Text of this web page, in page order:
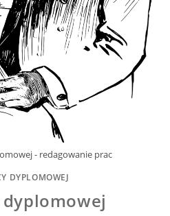
- redagowanie prac
DYPLOMOWEJ